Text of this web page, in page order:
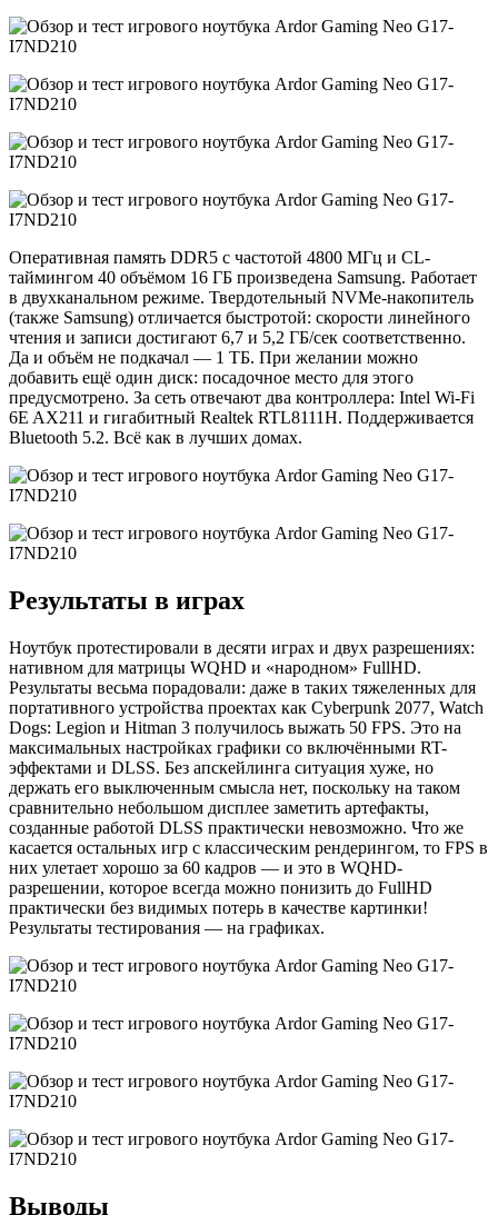
Оперативная память DDR5 с частотой 4800 МГц и CL-
таймингом 40 объёмом 16 ГБ произведена Samsung. Работает
в двухканальном режиме. Твердотельный NVMe-накопитель
(также Samsung) отличается быстротой: скорости линейного
чтения и записи достигают 6,7 и 5,2 ГБ/сек соответственно.
Да и объём не подкачал — 1 ТБ. При желании можно
добавить ещё один диск: посадочное место для этого
предусмотрено. За сеть отвечают два контроллера: Intel Wi-Fi
6E AX211 и гигабитный Realtek RTL8111H. Поддерживается
Bluetooth 5.2. Всё как в лучших домах.
Результаты в играх
Ноутбук протестировали в десяти играх и двух разрешениях:
нативном для матрицы WQHD и «народном» FullHD.
Результаты весьма порадовали: даже в таких тяжеленных для
портативного устройства проектах как Cyberpunk 2077, Watch
Dogs: Legion и Hitman 3 получилось выжать 50 FPS. Это на
максимальных настройках графики со включёнными RT-
эффектами и DLSS. Без апскейлинга ситуация хуже, но
держать его выключенным смысла нет, поскольку на таком
сравнительно небольшом дисплее заметить артефакты,
созданные работой DLSS практически невозможно. Что же
касается остальных игр с классическим рендерингом, то FPS в
них улетает хорошо за 60 кадров — и это в WQHD-
разрешении, которое всегда можно понизить до FullHD
практически без видимых потерь в качестве картинки!
Результаты тестирования — на графиках.
Выводы